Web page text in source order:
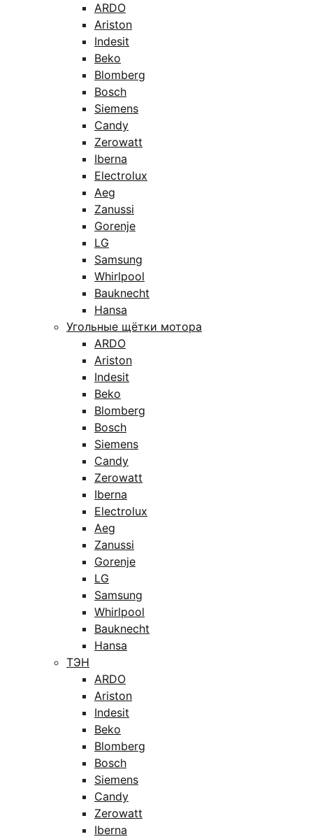
ARDO
Ariston
Indesit
Beko
Blomberg
Bosch
Siemens
Candy
Zerowatt
Iberna
Electrolux
Aeg
Zanussi
Gorenje
LG
Samsung
Whirlpool
Bauknecht
Hansa
Угольные щётки мотора
ARDO
Ariston
Indesit
Beko
Blomberg
Bosch
Siemens
Candy
Zerowatt
Iberna
Electrolux
Aeg
Zanussi
Gorenje
LG
Samsung
Whirlpool
Bauknecht
Hansa
ТЭН
ARDO
Ariston
Indesit
Beko
Blomberg
Bosch
Siemens
Candy
Zerowatt
Iberna